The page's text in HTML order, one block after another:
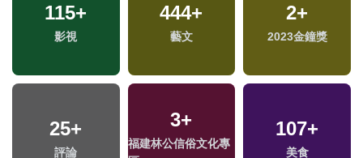
115+
影視
444+
藝文
2+
2023金鐘獎
25+
評論
3+
福建林公信俗文化專
107+
美食
20+
演唱會
37+
司法放大鏡
23+
海峽論壇專區
840+
健康及醫療
604
旅遊
22+
2024總統大選